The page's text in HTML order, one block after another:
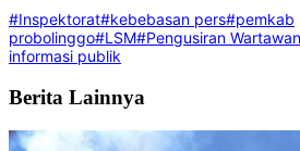
#Inspektorat#kebebasan pers#pemkab
probolinggo#LSM#Pengusiran Wartawan
informasi publik
Berita Lainnya